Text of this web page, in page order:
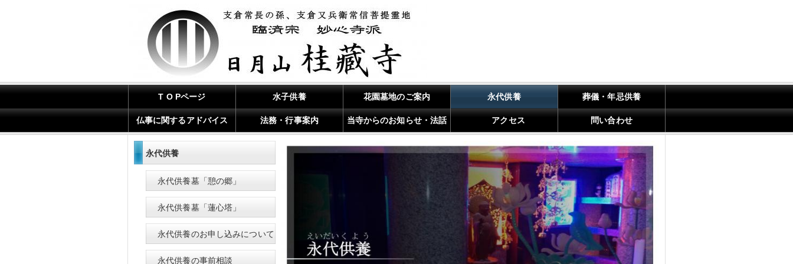
T O Pページ 水子供養 花園墓地のご案内 永代供養 葬儀・年忌供養
仏事に関するアドバイス 法務・行事案内 当寺からのお知らせ・法話 アクセス 問い合わせ
永代供養
永代供養墓「憩の郷」
永代供養墓「蓮心塔」
永代供養のお申し込みについて
永代供養の事前相談